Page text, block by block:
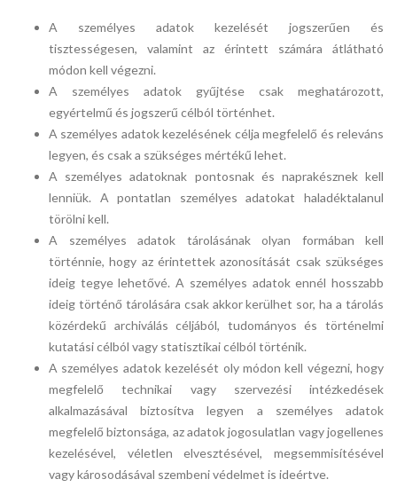
A személyes adatok kezelését jogszerűen és
tisztességesen, valamint az érintett számára átlátható
módon kell végezni.
A személyes adatok gyűjtése csak meghatározott,
egyértelmű és jogszerű célból történhet.
A személyes adatok kezelésének célja megfelelő és releváns
legyen, és csak a szükséges mértékű lehet.
A személyes adatoknak pontosnak és naprakésznek kell
lenniük. A pontatlan személyes adatokat haladéktalanul
törölni kell.
A személyes adatok tárolásának olyan formában kell
történnie, hogy az érintettek azonosítását csak szükséges
ideig tegye lehetővé. A személyes adatok ennél hosszabb
ideig történő tárolására csak akkor kerülhet sor, ha a tárolás
közérdekű archiválás céljából, tudományos és történelmi
kutatási célból vagy statisztikai célból történik.
A személyes adatok kezelését oly módon kell végezni, hogy
megfelelő technikai vagy szervezési intézkedések
alkalmazásával biztosítva legyen a személyes adatok
megfelelő biztonsága, az adatok jogosulatlan vagy jogellenes
kezelésével, véletlen elvesztésével, megsemmisítésével
vagy károsodásával szembeni védelmet is ideértve.